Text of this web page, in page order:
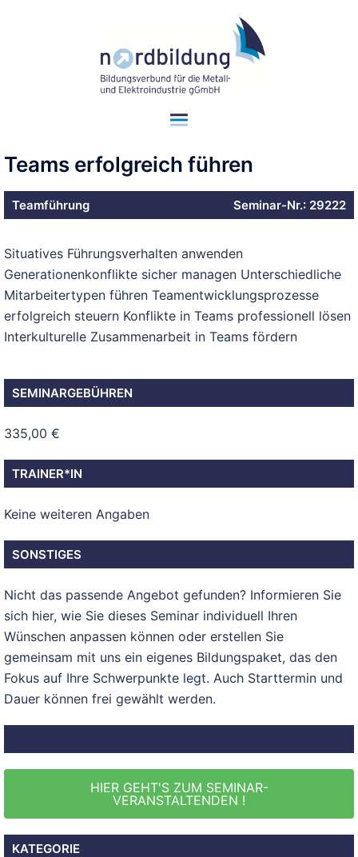
Teams erfolgreich führen
Teamführung Seminar-Nr.: 29222
Situatives Führungsverhalten anwenden
Generationenkonflikte sicher managen Unterschiedliche
Mitarbeitertypen führen Teamentwicklungsprozesse
erfolgreich steuern Konflikte in Teams professionell lösen
Interkulturelle Zusammenarbeit in Teams fördern
SEMINARGEBÜHREN
335,00 €
TRAINER*IN
Keine weiteren Angaben
SONSTIGES
Nicht das passende Angebot gefunden? Informieren Sie
sich hier, wie Sie dieses Seminar individuell Ihren
Wünschen anpassen können oder erstellen Sie
gemeinsam mit uns ein eigenes Bildungspaket, das den
Fokus auf Ihre Schwerpunkte legt. Auch Starttermin und
Dauer können frei gewählt werden.
HIER GEHT'S ZUM SEMINAR-
VERANSTALTENDEN !
KATEGORIE